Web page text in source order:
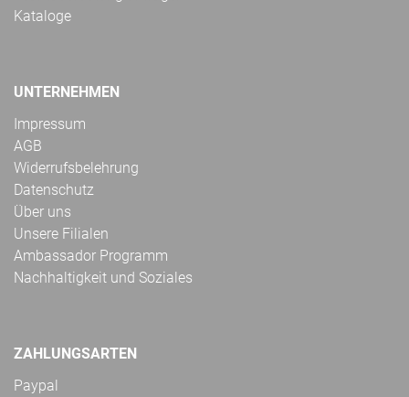
Kataloge
UNTERNEHMEN
Impressum
AGB
Widerrufsbelehrung
Datenschutz
Über uns
Unsere Filialen
Ambassador Programm
Nachhaltigkeit und Soziales
ZAHLUNGSARTEN
Paypal